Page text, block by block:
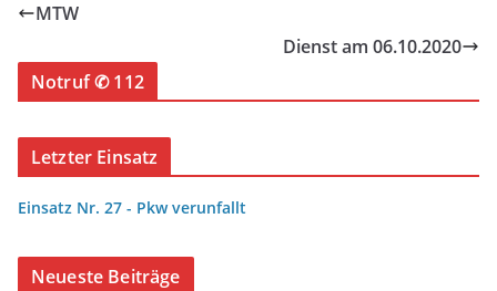
MTW
Dienst am 06.10.2020
Notruf ✆ 112
Letzter Einsatz
Einsatz Nr. 27 - Pkw verunfallt
Neueste Beiträge